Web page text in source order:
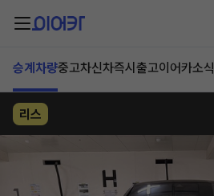
승계차량중고차신차즉시출고이어카소식
리스